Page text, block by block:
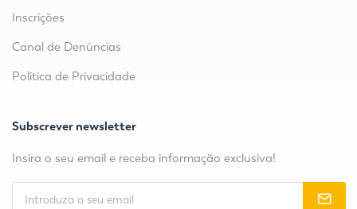
Inscrições
Canal de Denúncias
Política de Privacidade
Subscrever newsletter
Insira o seu email e receba informação exclusiva!